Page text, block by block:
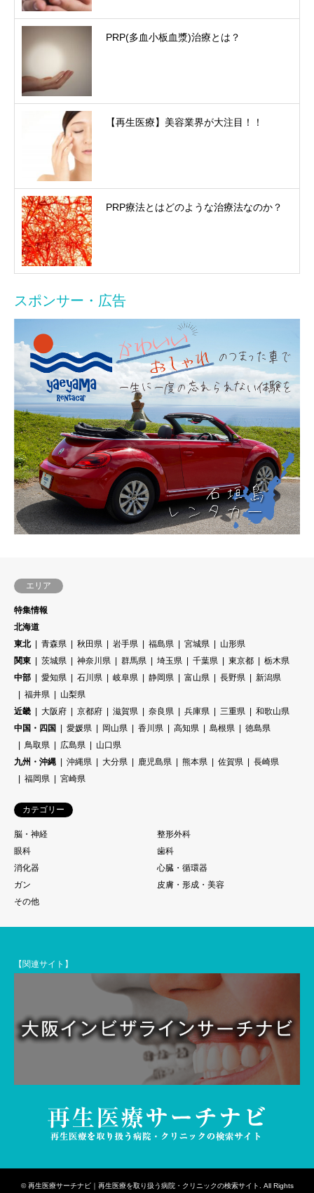
PRP(多血小板血漿)治療とは？
【再生医療】美容業界が大注目！！
PRP療法とはどのような治療法なのか？
スポンサー・広告
エリア
特集情報
北海道
東北
青森県 秋田県 岩手県 福島県 宮城県
山形県
関東
茨城県 神奈川県 群馬県 埼玉県 千葉県 東京都
栃木県
中部
愛知県 石川県 岐阜県 静岡県 富山県 長野県
新潟県
福井県
山梨県
近畿
大阪府 京都府 滋賀県 奈良県 兵庫県 三重県
和歌山県
中国・四国
愛媛県 岡山県 香川県 高知県 島根県
徳島県
鳥取県
広島県
山口県
九州・沖縄
沖縄県 大分県 鹿児島県 熊本県 佐賀県
長崎県
福岡県
宮崎県
カテゴリー
脳・神経
整形外科
眼科
歯科
消化器
心臓・循環器
ガン
皮膚・形成・美容
その他
【関連サイト】
©再生医療サーチナビ｜再生医療を取り扱う病院・クリニックの検索サイト
. All Rights